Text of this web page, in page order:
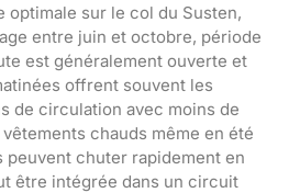
optimale sur le col du Susten,
entre juin et octobre, période
est généralement ouverte et
offrent souvent les
de circulation avec moins de
chauds même en été
peuvent chuter rapidement en
être intégrée dans un circuit